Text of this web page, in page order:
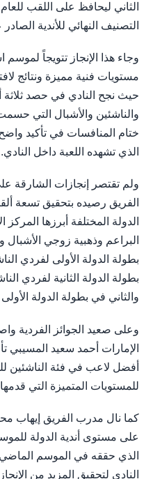
الثاني ليحافظ على اللقب
التصنيف النهائي للأندية
وجاء هذا الإنجاز تتويجاً لموسم
مستويات فنية مميزة ونتائج
حيث نجح النادي في حصد
والناشئين والأشبال التي
ختام المنافسات في تأكيد
الذي تشهده اللعبة داخل النادي.
ولم تقتصر إنجازات الشارقة
الفريق رصيده بتحقيق تسعة
الدولة المختلفة أبرزها
البراعم وذهبية زوجي الأشبال
بطولة الدولة الأولى لفردي
بطولة الدولة الثانية لفردي
والثاني في بطولة الدولة
وعلى صعيد الجوائز الفردية
الإمارات أحمد سعيد المسيبي
أفضل لاعب في فئة الناشئين
للمستويات المتميزة التي
كما نال مدرب الفريق إيهاب
الذي حققه في الموسم
النادي لتحقيق المزيد من